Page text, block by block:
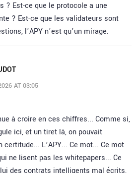
? Est-ce que le protocole a une
? Est-ce que les validateurs sont
l’APY n’est qu’un mirage.
AT 03:05
à croire en ces chiffres... Comme si,
ici, et un tiret là, on pouvait
L’APY... Ce mot... Ce mot
ne lisent pas les whitepapers... Ce